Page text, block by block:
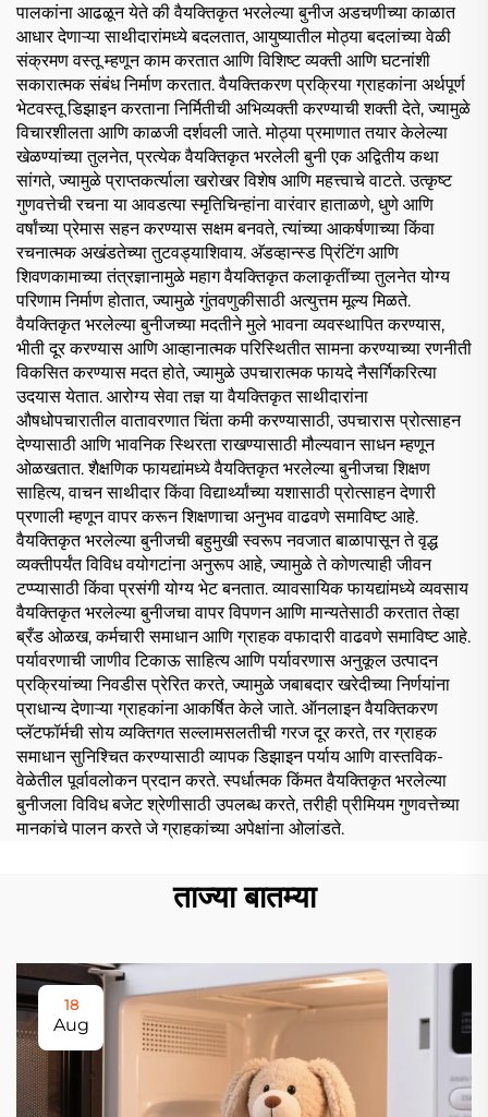
पालकांना आढळून येते की वैयक्तिकृत भरलेल्या बुनीज अडचणीच्या काळात
आधार देणाऱ्या साथीदारांमध्ये बदलतात, आयुष्यातील मोठ्या बदलांच्या वेळी
संक्रमण वस्तू म्हणून काम करतात आणि विशिष्ट व्यक्ती आणि घटनांशी
सकारात्मक संबंध निर्माण करतात. वैयक्तिकरण प्रक्रिया ग्राहकांना अर्थपूर्ण
भेटवस्तू डिझाइन करताना निर्मितीची अभिव्यक्ती करण्याची शक्ती देते, ज्यामुळे
विचारशीलता आणि काळजी दर्शवली जाते. मोठ्या प्रमाणात तयार केलेल्या
खेळण्यांच्या तुलनेत, प्रत्येक वैयक्तिकृत भरलेली बुनी एक अद्वितीय कथा
सांगते, ज्यामुळे प्राप्तकर्त्याला खरोखर विशेष आणि महत्त्वाचे वाटते. उत्कृष्ट
गुणवत्तेची रचना या आवडत्या स्मृतिचिन्हांना वारंवार हाताळणे, धुणे आणि
वर्षांच्या प्रेमास सहन करण्यास सक्षम बनवते, त्यांच्या आकर्षणाच्या किंवा
रचनात्मक अखंडतेच्या तुटवड्याशिवाय. अ‍ॅडव्हान्स्ड प्रिंटिंग आणि
शिवणकामाच्या तंत्रज्ञानामुळे महाग वैयक्तिकृत कलाकृतींच्या तुलनेत योग्य
परिणाम निर्माण होतात, ज्यामुळे गुंतवणुकीसाठी अत्युत्तम मूल्य मिळते.
वैयक्तिकृत भरलेल्या बुनीजच्या मदतीने मुले भावना व्यवस्थापित करण्यास,
भीती दूर करण्यास आणि आव्हानात्मक परिस्थितीत सामना करण्याच्या रणनीती
विकसित करण्यास मदत होते, ज्यामुळे उपचारात्मक फायदे नैसर्गिकरित्या
उदयास येतात. आरोग्य सेवा तज्ञ या वैयक्तिकृत साथीदारांना
औषधोपचारातील वातावरणात चिंता कमी करण्यासाठी, उपचारास प्रोत्साहन
देण्यासाठी आणि भावनिक स्थिरता राखण्यासाठी मौल्यवान साधन म्हणून
ओळखतात. शैक्षणिक फायद्यांमध्ये वैयक्तिकृत भरलेल्या बुनीजचा शिक्षण
साहित्य, वाचन साथीदार किंवा विद्यार्थ्यांच्या यशासाठी प्रोत्साहन देणारी
प्रणाली म्हणून वापर करून शिक्षणाचा अनुभव वाढवणे समाविष्ट आहे.
वैयक्तिकृत भरलेल्या बुनीजची बहुमुखी स्वरूप नवजात बाळापासून ते वृद्ध
व्यक्तीपर्यंत विविध वयोगटांना अनुरूप आहे, ज्यामुळे ते कोणत्याही जीवन
टप्प्यासाठी किंवा प्रसंगी योग्य भेट बनतात. व्यावसायिक फायद्यांमध्ये व्यवसाय
वैयक्तिकृत भरलेल्या बुनीजचा वापर विपणन आणि मान्यतेसाठी करतात तेव्हा
ब्रँड ओळख, कर्मचारी समाधान आणि ग्राहक वफादारी वाढवणे समाविष्ट आहे.
पर्यावरणाची जाणीव टिकाऊ साहित्य आणि पर्यावरणास अनुकूल उत्पादन
प्रक्रियांच्या निवडीस प्रेरित करते, ज्यामुळे जबाबदार खरेदीच्या निर्णयांना
प्राधान्य देणाऱ्या ग्राहकांना आकर्षित केले जाते. ऑनलाइन वैयक्तिकरण
प्लॅटफॉर्मची सोय व्यक्तिगत सल्लामसलतीची गरज दूर करते, तर ग्राहक
समाधान सुनिश्चित करण्यासाठी व्यापक डिझाइन पर्याय आणि वास्तविक-
वेळेतील पूर्वावलोकन प्रदान करते. स्पर्धात्मक किंमत वैयक्तिकृत भरलेल्या
बुनीजला विविध बजेट श्रेणीसाठी उपलब्ध करते, तरीही प्रीमियम गुणवत्तेच्या
मानकांचे पालन करते जे ग्राहकांच्या अपेक्षांना ओलांडते.
ताज्या बातम्या
18
Aug